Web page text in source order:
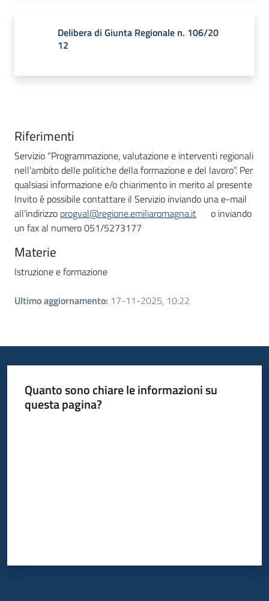
Delibera di Giunta Regionale n. 106/20
12
Riferimenti
Servizio “Programmazione, valutazione e interventi regionali
nell’ambito delle politiche della formazione e del lavoro”. Per
qualsiasi informazione e/o chiarimento in merito al presente
Invito è possibile contattare il Servizio inviando una e-mail
all’indirizzo progval@regione.emiliaromagna.it
o inviando
un fax al numero 051/5273177
Materie
Istruzione e formazione
Ultimo aggiornamento: 17-11-2025, 10:22
Quanto sono chiare le informazioni su
questa pagina?